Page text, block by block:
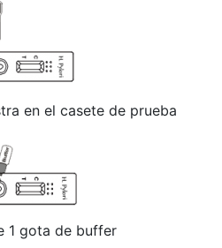
en el casete de prueba
1 gota de buffer